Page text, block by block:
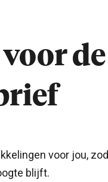
de
voor jou,
blijft.